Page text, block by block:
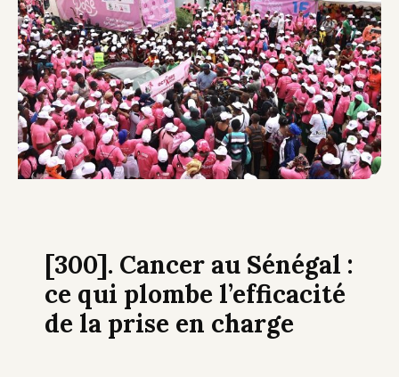
[300]. Cancer au Sénégal :
ce qui plombe l’efficacité
de la prise en charge